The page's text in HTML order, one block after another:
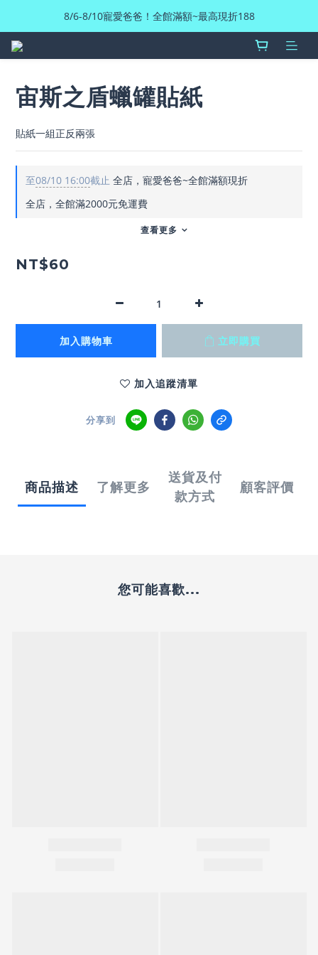
8/6-8/10寵愛爸爸！全館滿額~最高現折188
宙斯之盾蠟罐貼紙
貼紙一組正反兩張
至08/10 16:00截止 全店，寵愛爸爸~全館滿額現折
全店，全館滿2000元免運費
查看更多
NT$60
加入購物車 立即購買
加入追蹤清單
分享到
商品描述 了解更多
送貨及付
款方式
顧客評價
您可能喜歡...